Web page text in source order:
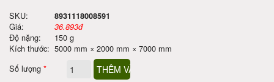
SKU: 8931118008591
Giá: 36.893đ
Độ nặng:
150 g
Kích thước: 5000 mm × 2000 mm × 7000 mm
Số lượng *